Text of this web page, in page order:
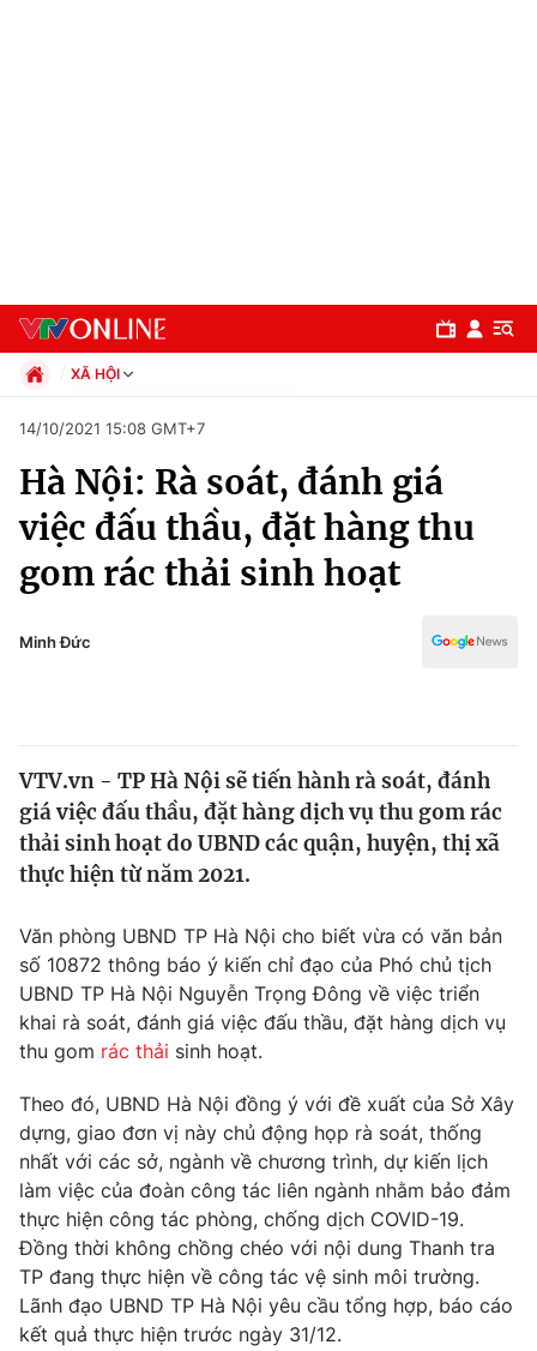
Chuyên mục
Chính trị
Thế giới
Tin tức
Câu chuyện quốc tế
Kinh tế
Tài chính
Thị trường
Góc doanh nghiệp
Dữ liệu và đời sống
Truyền hình
Hậu trường
Nhân vật
Khán giả
Giải sao mai
Giải trí
Điện ảnh
Âm nhạc
Sao
Đời sống
Du lịch
Làm đẹp
Chất lượng cuộc sống
Giáo dục
Tuyển sinh
Học trực tuyến
Công nghệ
XÃ HỘI
Xã hội
Pháp luật
Kinh tế
Thể thao
Truyền hình
14/10/2021 15:08 GMT+7
Hà Nội: Rà soát, đánh giá
việc đấu thầu, đặt hàng thu
gom rác thải sinh hoạt
Minh Đức
VTV.vn - TP Hà Nội sẽ tiến hành rà soát, đánh
giá việc đấu thầu, đặt hàng dịch vụ thu gom rác
thải sinh hoạt do UBND các quận, huyện, thị xã
thực hiện từ năm 2021.
Văn phòng UBND TP Hà Nội cho biết vừa có văn bản
số 10872 thông báo ý kiến chỉ đạo của Phó chủ tịch
UBND TP Hà Nội Nguyễn Trọng Đông về việc triển
khai rà soát, đánh giá việc đấu thầu, đặt hàng dịch vụ
thu gom rác thải sinh hoạt.
Theo đó, UBND Hà Nội đồng ý với đề xuất của Sở Xây
dựng, giao đơn vị này chủ động họp rà soát, thống
nhất với các sở, ngành về chương trình, dự kiến lịch
làm việc của đoàn công tác liên ngành nhằm bảo đảm
thực hiện công tác phòng, chống dịch COVID-19.
Đồng thời không chồng chéo với nội dung Thanh tra
TP đang thực hiện về công tác vệ sinh môi trường.
Lãnh đạo UBND TP Hà Nội yêu cầu tổng hợp, báo cáo
kết quả thực hiện trước ngày 31/12.